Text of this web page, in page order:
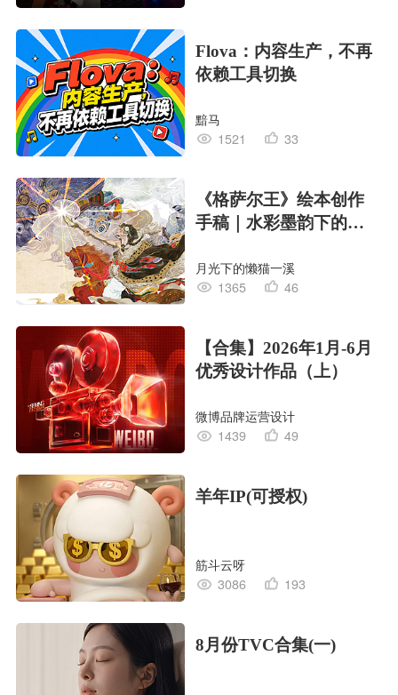
Flova：内容生产，不再
依赖工具切换
黯马
1521
33
《格萨尔王》绘本创作
手稿｜水彩墨韵下的史
月光下的懒猫一溪
1365
46
【合集】2026年1月-6月
优秀设计作品（上）
微博品牌运营设计
1439
49
羊年IP(可授权)
筋斗云呀
3086
193
8月份TVC合集(一)